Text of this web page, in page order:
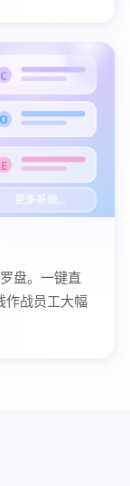
C
O
E
更多系统...
盘。一键直
作战员工大幅